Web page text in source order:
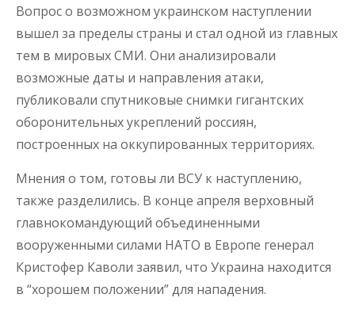
Вопрос о возможном украинском наступлении
вышел за пределы страны и стал одной из главных
тем в мировых СМИ. Они анализировали
возможные даты и направления атаки,
публиковали спутниковые снимки гигантских
оборонительных укреплений россиян,
построенных на оккупированных территориях.
Мнения о том, готовы ли ВСУ к наступлению,
также разделились. В конце апреля верховный
главнокомандующий объединенными
вооруженными силами НАТО в Европе генерал
Кристофер Каволи заявил, что Украина находится
в “хорошем положении” для нападения.